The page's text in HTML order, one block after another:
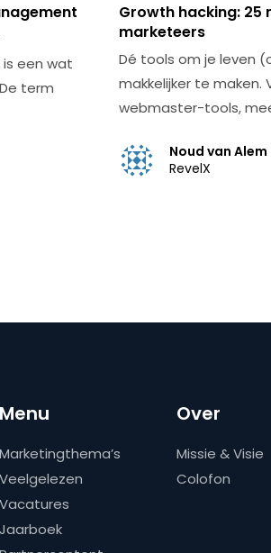
een wat
term
Growth hacking:
marketeers
Dé tools om je leven
makkelijker te maken.
webmaster-tools,
Noud van Alem
RevelX
Menu
Marketingthema’s
Veelgelezen
Vacatures
Jaarboek
Over
Missie & Visie
Colofon